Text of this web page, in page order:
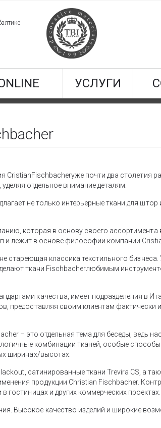
УСЛУГИ
CristianFischbacherуже почти два столетия
отдельное внимание деталям.
не только интерьерные ткани для
которая в основу своего
и лежит в основе философии компании
стареющая классика текстильного
ткани Fischbacherлюбимым
качества, имеет подразделения в
предоставляя своим клиентам фактически
– это отдельная тема для беседы, ведь
комбинации тканей, особые
ширинах/высотах.
сатинированные ткани Trevira CS, а
продукции Christian Fischbacher.
и других коммерческих проектах.
Высокое качество изделий и широкие